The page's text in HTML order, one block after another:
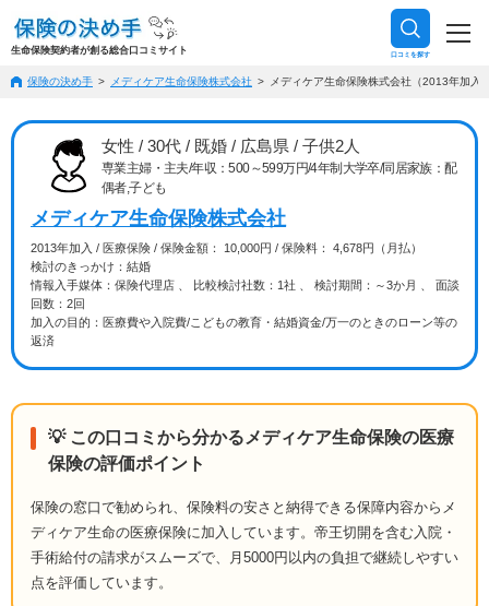
生命保険契約者が創る総合口コミサイト 口コミを探す
保険の決め手 メディケア生命保険株式会社 メディケア生命保険株式会社（2013年加
女性 / 30代 / 既婚 / 広島県 / 子供2人
専業主婦・主夫/年収：500～599万円/4年制大学卒/同居家族：配
偶者,子ども
メディケア生命保険株式会社
2013年加入 / 医療保険 / 保険金額： 10,000円 / 保険料： 4,678円（月払）
検討のきっかけ：結婚
情報入手媒体：保険代理店 、 比較検討社数：1社 、 検討期間：～3か月 、 面談
回数：2回
加入の目的：医療費や入院費/こどもの教育・結婚資金/万一のときのローン等の
返済
💡 この口コミから分かるメディケア生命保険の医療
保険の評価ポイント
保険の窓口で勧められ、保険料の安さと納得できる保障内容からメ
ディケア生命の医療保険に加入しています。帝王切開を含む入院・
手術給付の請求がスムーズで、月5000円以内の負担で継続しやすい
点を評価しています。